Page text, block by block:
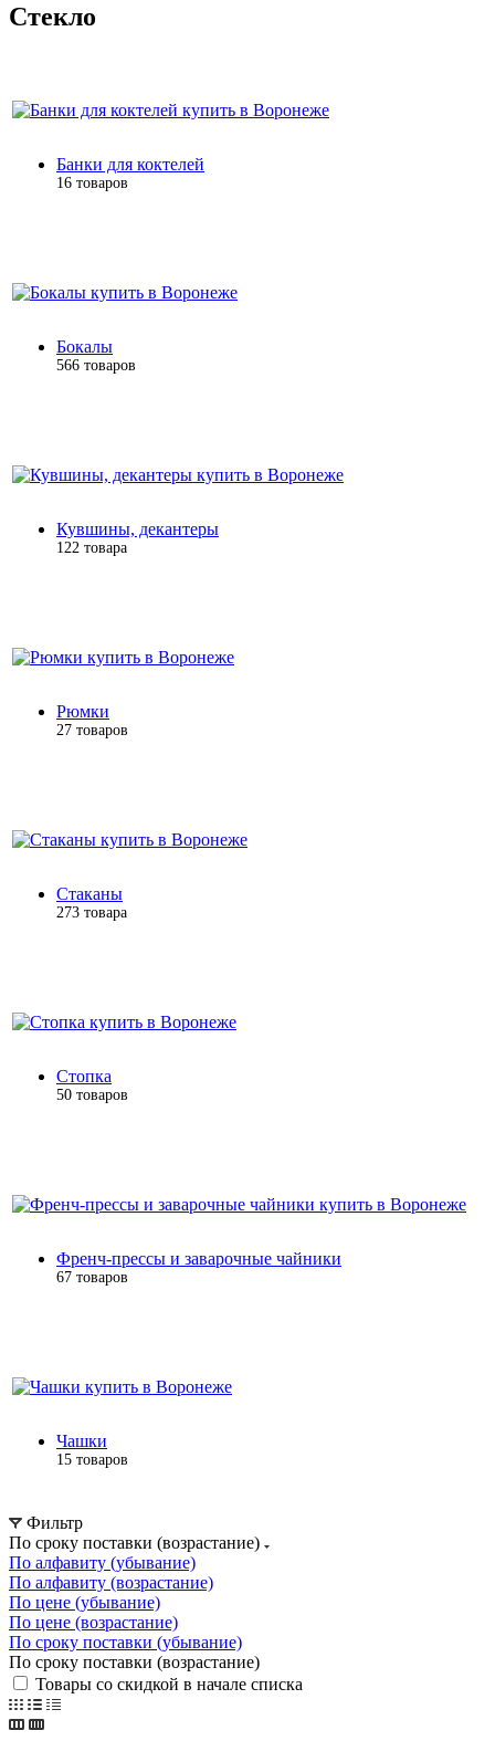
Стекло
Банки для коктелей
16 товаров
Бокалы
566 товаров
Кувшины, декантеры
122 товара
Рюмки
27 товаров
Стаканы
273 товара
Стопка
50 товаров
Френч-прессы и заварочные чайники
67 товаров
Чашки
15 товаров
Фильтр
По сроку поставки (возрастание)
По алфавиту (убывание)
По алфавиту (возрастание)
По цене (убывание)
По цене (возрастание)
По сроку поставки (убывание)
По сроку поставки (возрастание)
Товары со скидкой в начале списка